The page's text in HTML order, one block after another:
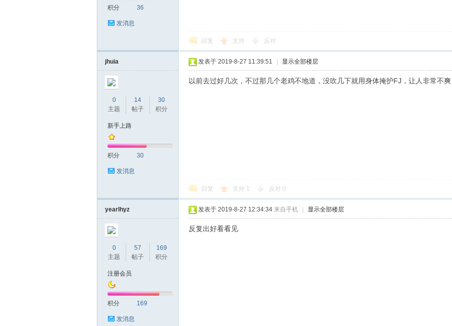
积分 36
发消息
回复 支持 反对
jhuia
0
主题
14
帖子
30
积分
新手上路
积分 30
发消息
发表于 2019-8-27 11:39:51 显示全部楼层
以前去过好几次，不过那几个老鸡不地道，没吹几下就用身体掩护FJ，让人非常不爽
回复 支持 1 反对 0
yearlhyz
0
主题
57
帖子
169
积分
注册会员
积分 169
发消息
发表于 2019-8-27 12:34:34 来自手机 显示全部楼层
反复出好看看见